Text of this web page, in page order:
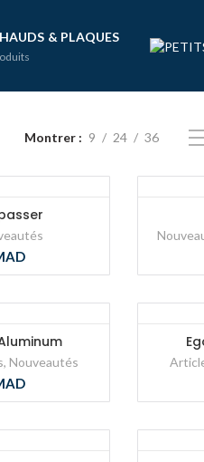
& PLAQUES
Montrer 9 24 36
, Nouveautés